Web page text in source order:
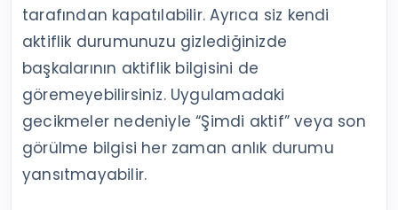
tarafından kapatılabilir. Ayrıca siz kendi
aktiflik durumunuzu gizlediğinizde
başkalarının aktiflik bilgisini de
göremeyebilirsiniz. Uygulamadaki
gecikmeler nedeniyle “Şimdi aktif” veya son
görülme bilgisi her zaman anlık durumu
yansıtmayabilir.